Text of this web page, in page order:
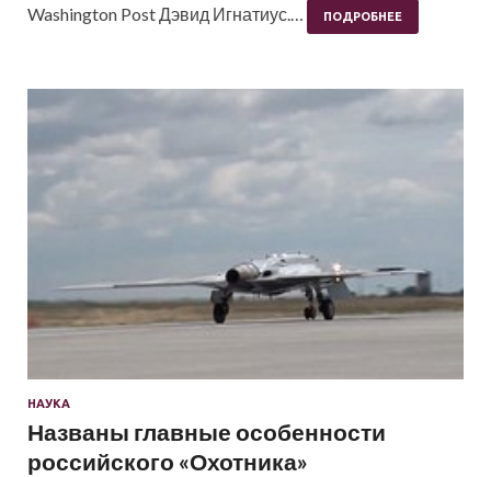
Washington Post Дэвид Игнатиус.…
ПОДРОБНЕЕ
НАУКА
Названы главные особенности
российского «Охотника»